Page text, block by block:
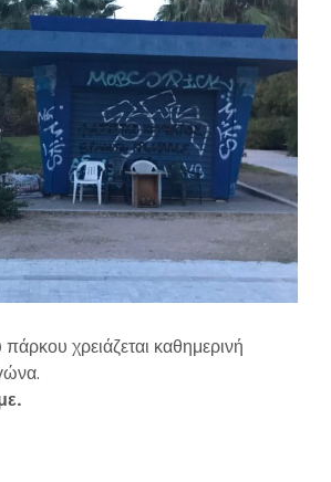
χρειάζεται καθημερινή